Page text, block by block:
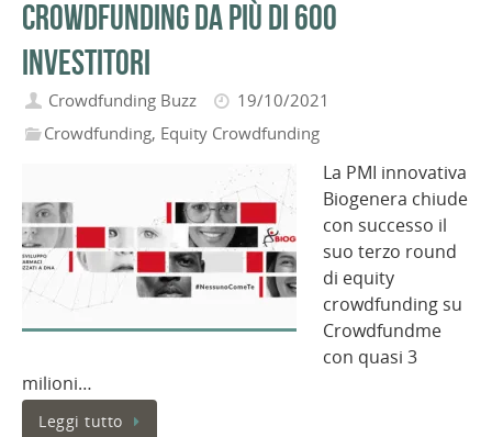
crowdfunding da più di 600
investitori
Crowdfunding Buzz
19/10/2021
Crowdfunding, Equity Crowdfunding
La PMI innovativa
Biogenera chiude
con successo il
suo terzo round
di equity
crowdfunding su
Crowdfundme
con quasi 3
milioni…
Leggi tutto